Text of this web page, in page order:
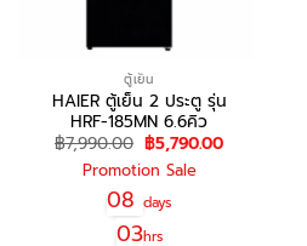
ตู้เย็น
HAIER ตู้เย็น 2 ประตู รุ่น
HRF-185MN 6.6คิว
฿7,990.00 Original
price
was:
฿7,990.00.
฿5,790.00Current
Promotion Sale
08 days
03hrs